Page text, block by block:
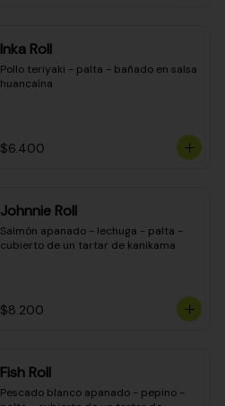
Inka Roll
Pollo teriyaki - palta - bañado en salsa
huancaína
$6.400
Johnnie Roll
Salmón apanado - lechuga - palta -
cubierto de un tartar de kanikama
$8.200
Fish Roll
Pescado blanco apanado - pepino -